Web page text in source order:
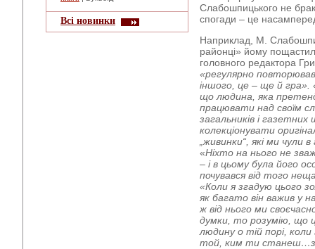
Всі новинки
Слабошпицького не
спогади – це
Наприклад, М.
районці» йому
головного редактора
«регулярно
іншого, це – ще й гра».
що людина, яка
працювати над своїм
загальників і
колекціонувати
живинки“ , які ми чули
«Ніхто на нього не
– і в цьому була його
почувався від того
«Коли я згадую цього
як багато він важив у
ж від нього ми
думки, то розумію, що
людину о тій порі,
той, ким ти